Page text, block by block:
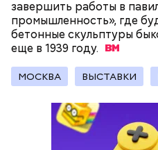
завершить работы в
промышленность», где
бетонные скульптуры
еще в 1939 году.
МОСКВА ВЫСТАВКИ